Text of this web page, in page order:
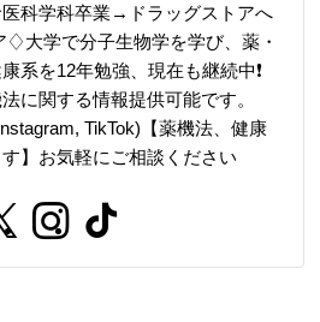
科学科卒業→ドラッグストアへ
大学で分子生物学を学び、薬・
系を12年勉強、現在も継続中❗️
に関する情報提供可能です。
TikTok)【薬機法、健康
】お気軽にご相談ください